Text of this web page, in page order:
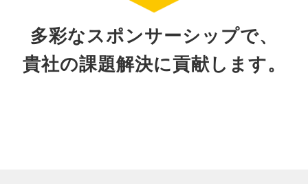
多彩なスポンサーシップで、
貴社の課題解決に貢献します。